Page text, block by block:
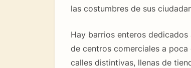
las costumbres de sus
Hay barrios enteros
de centros comerciales a
calles distintivas, llenas de